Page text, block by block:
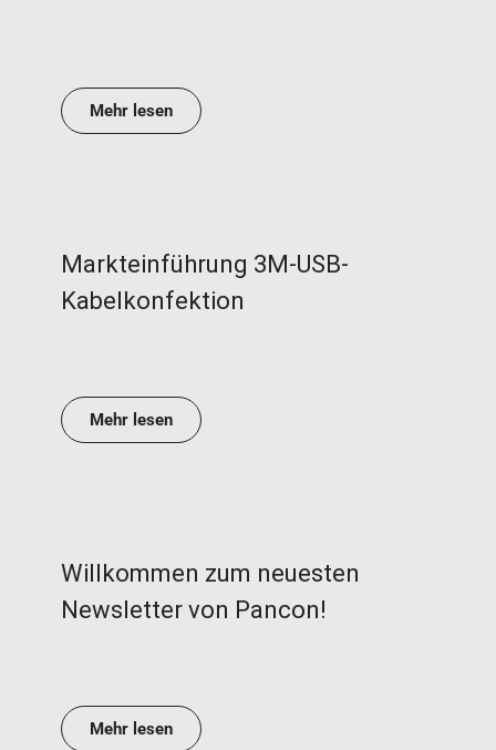
Mehr lesen
Markteinführung 3M-USB-
Kabelkonfektion
Mehr lesen
Willkommen zum neuesten
Newsletter von Pancon!
Mehr lesen